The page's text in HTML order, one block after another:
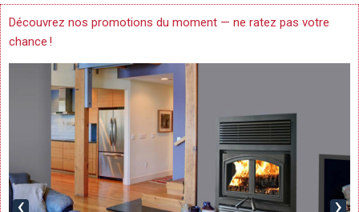
Découvrez nos promotions du moment — ne ratez pas votre
chance !